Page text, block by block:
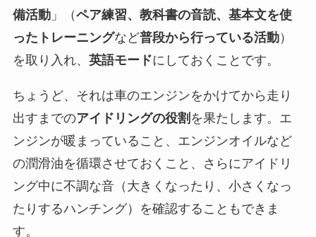
備活動」（ペア練習、教科書の音読、基本文を使
ったトレーニングなど普段から行っている活動）
を取り入れ、 英語モードにしておくことです。
ちょうど、それは車のエンジンをかけてから走り
出すまでのアイドリングの役割 を果たします。エ
ンジンが暖まっていること、エンジンオイルなど
の潤滑油を循環させておくこと、さらにアイドリ
ング中に不調な音（大きくなったり、小さくなっ
たりするハンチング）を確認することもできま
す。